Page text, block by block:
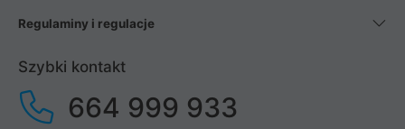
Regulaminy i regulacje
Szybki kontakt
664 999 933